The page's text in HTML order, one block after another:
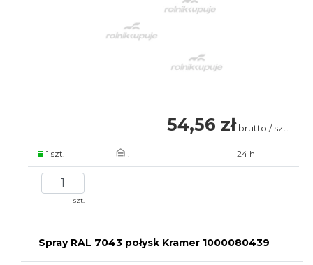
54,56 zł brutto / szt.
1 szt. . 24 h
szt.
Spray RAL 7043 połysk Kramer 1000080439